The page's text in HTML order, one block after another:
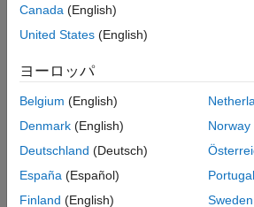
Canada (English)
United States (English)
ヨーロッパ
Belgium (English)
Denmark (English)
Deutschland (Deutsch)
España (Español)
Finland (English)
Norway
Portugal
Sweden
トラストセンター
プライバシ
違法コピー防止
アプリケーション ス
© 1994-2026 The MathWorks, Inc.